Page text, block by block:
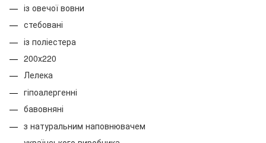
із овечої вовни
стебовані
із поліестера
200х220
Лелека
гіпоалергенні
бавовняні
з натуральним наповнювачем